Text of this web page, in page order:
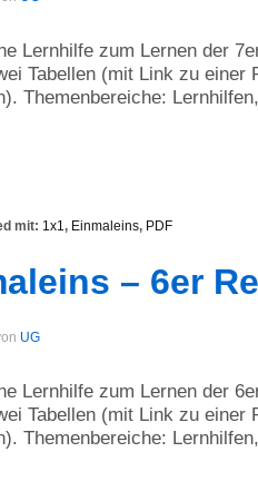
Lernhilfe zum Lernen der
Tabellen (mit Link zu einer
Themenbereiche:
mit: 1x1, Einmaleins, PDF
– 6er
UG
Lernhilfe zum Lernen der
Tabellen (mit Link zu einer
Themenbereiche: